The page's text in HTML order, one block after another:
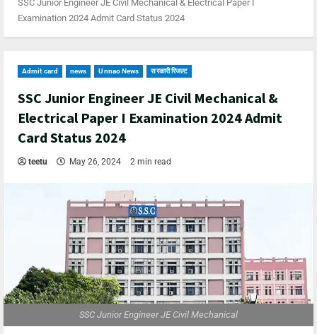
SSC Junior Engineer JE Civil Mechanical & Electrical Paper I
Examination 2024 Admit Card Status 2024
Admit card news Unnao News सरकारी रिजल्ट
SSC Junior Engineer JE Civil Mechanical &
Electrical Paper I Examination 2024 Admit
Card Status 2024
teetu May 26, 2024 2 min read
SSC Junior Engineer JE Civil Mechanical